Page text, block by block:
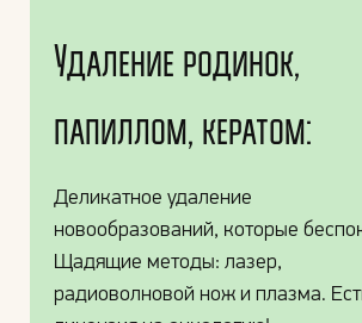
Удаление родинок,
папиллом, кератом:
Деликатное удаление
новообразований, которые
Щадящие методы: лазер,
радиоволновой нож и плазма.